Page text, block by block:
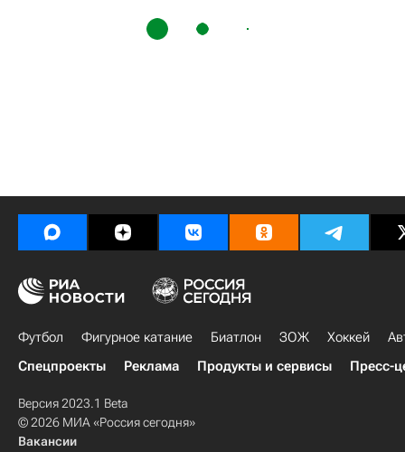
Футбол Фигурное катание Биатлон ЗОЖ Хоккей
Спецпроекты
Реклама Продукты и сервисы Пресс-
Версия 2023.1 Beta
© 2026 МИА «Россия сегодня»
Вакансии